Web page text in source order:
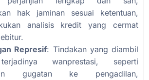
hak jaminan sesuai ketentuan,
analisis kredit yang cermat
Represif: Tindakan yang diambil
wanprestasi, seperti
gugatan ke pengadilan,